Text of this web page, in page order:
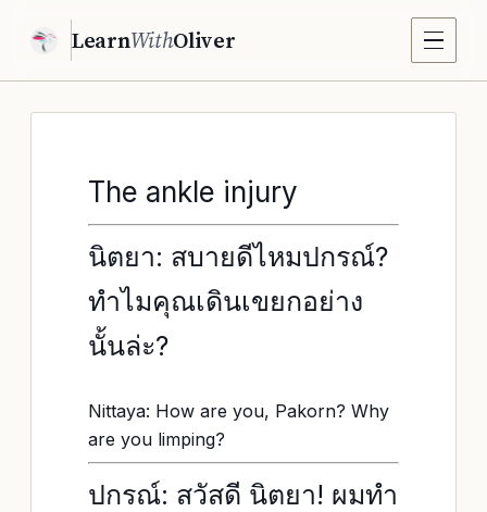
LearnWithOliver
The ankle injury
นิตยา: สบายดีไหมปกรณ์?
ทำไมคุณเดินเขยกอย่าง
นั้นล่ะ?
Nittaya: How are you, Pakorn? Why
are you limping?
ปกรณ์: สวัสดี นิตยา! ผมทำ